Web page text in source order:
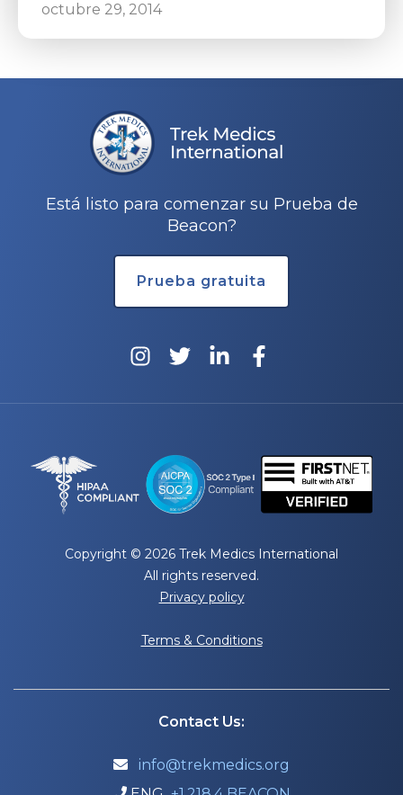
octubre 29, 2014
Está listo para comenzar su Prueba de
Beacon?
Prueba gratuita
Copyright © 2026 Trek Medics International
All rights reserved.
Privacy policy
Terms & Conditions
Contact Us:
 info@trekmedics.org